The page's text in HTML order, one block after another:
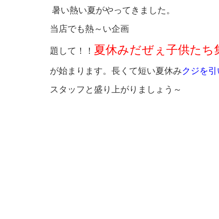
暑い熱い夏がやってきました。
当店でも熱～い企画
題して！！ 夏休みだぜぇ子供たち
が始まります。長くて短い夏休みクジを引
スタッフと盛り上がりましょう～